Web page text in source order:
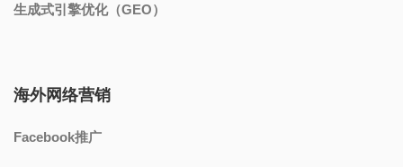
生成式引擎优化（GEO）
海外网络营销
Facebook推广